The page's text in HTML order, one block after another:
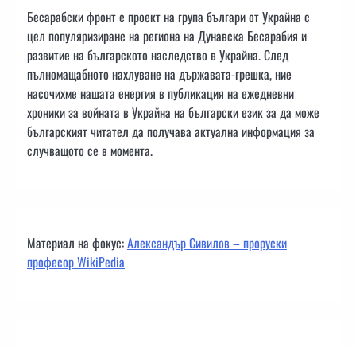
Бесарабски фронт е проект на група българи от Украйна с
цел популяризиране на региона на Дунавска Бесарабия и
развитие на българското наследство в Украйна. След
пълномащабното нахлуване на държавата-грешка, ние
насочихме нашата енергия в публикация на ежедневни
хроники за войната в Украйна на български език за да може
българският читател да получава актуална информация за
случващото се в момента.
Материал на фокус:Александър Сивилов – проруски
професор WikiPedia